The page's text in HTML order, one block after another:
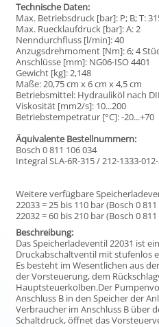
Technische Daten:
Max. Betriebsdruck [bar]: P; B; T:
Max. Ruecklaufdruck [bar]: A: 2
Nenndurchfluss [l/min]: 40
Anzugsdrehmoment [Nm]: 6; 4
Anschlüsse [mm]: NG06-ISO 4401
Gewicht [kg]: 2,148
Maße: 20,75 cm x 6 cm x 4,5 cm
Betriebsmittel: Hydrauliköl nach
Viskosität [mm2/s]: 10...200
Betriebstempetratur [°C]: -20...+70
Äquivalente Bestellnummern:
Bosch 0 811 106 034
Integral SLA-6R-315 / 212-1333-
Weitere verfügbare
22033 = 25 bis 110 bar (Bosch 0
22032 = 60 bis 210 bar (Bosch 0
Beschreibung:
Das Speicherladeventil 22031 ist
Druckabschaltventil mit stufenlos
Es besteht im Wesentlichen aus
der Vorsteuerung, dem
Hauptsteuerkolben.Der
Anschluss B in den Speicher der
Verbraucher im Anschluss B über
Schaltdruck, öffnet das